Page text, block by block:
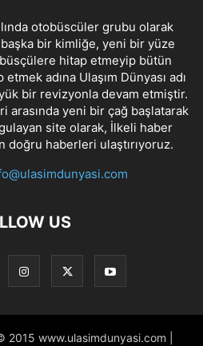
otobüscüler grubu olarak
başka bir kimliğe, yeni bir yüze
hitap etmeyip bütün
adına Ulaşım Dünyası adı
bir revizyonla devam etmiştir.
arasında yeni bir çağ başlatarak
site olarak, İlkeli haber
doğru haberleri ulaştırıyoruz.
US
2015 www.ulasimdunyasi.com |